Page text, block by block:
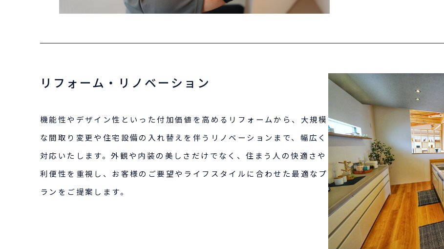
リフォーム・リノベーション
機能性やデザイン性といった付加価値を高めるリフォームから、大規模
な間取り変更や住宅設備の入れ替えを伴うリノベーションまで、幅広く
対応いたします。外観や内装の美しさだけでなく、住まう人の快適さや
利便性を重視し、お客様のご要望やライフスタイルに合わせた最適なプ
ランをご提案します。